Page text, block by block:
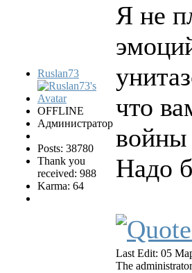
Ruslan73
OFFLINE
Администратор
Posts: 38780
Thank you
received: 988
Karma: 64
Я не
что
войны
Надо
Last Edit: 05
The